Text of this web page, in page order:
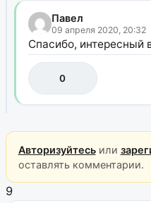
Павел
09 апреля 2020, 20:32
Спасибо, интересный
0
Авторизуйтесьили
оставлять комментарии.
9